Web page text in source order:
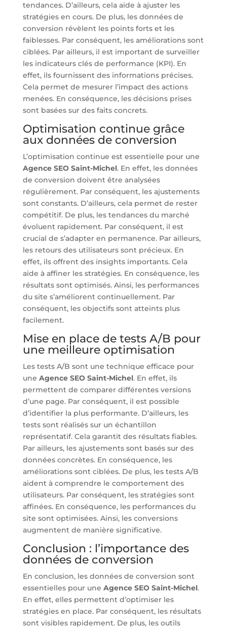
tendances. D’ailleurs, cela aide à ajuster les
stratégies en cours. De plus, les données de
conversion révèlent les points forts et les
faiblesses. Par conséquent, les améliorations sont
ciblées. Par ailleurs, il est important de surveiller
les indicateurs clés de performance (KPI). En
effet, ils fournissent des informations précises.
Cela permet de mesurer l’impact des actions
menées. En conséquence, les décisions prises
sont basées sur des faits concrets.
Optimisation continue grâce
aux données de conversion
L’optimisation continue est essentielle pour une
Agence SEO Saint-Michel. En effet, les données
de conversion doivent être analysées
régulièrement. Par conséquent, les ajustements
sont constants. D’ailleurs, cela permet de rester
compétitif. De plus, les tendances du marché
évoluent rapidement. Par conséquent, il est
crucial de s’adapter en permanence. Par ailleurs,
les retours des utilisateurs sont précieux. En
effet, ils offrent des insights importants. Cela
aide à affiner les stratégies. En conséquence, les
résultats sont optimisés. Ainsi, les performances
du site s’améliorent continuellement. Par
conséquent, les objectifs sont atteints plus
facilement.
Mise en place de tests A/B pour
une meilleure optimisation
Les tests A/B sont une technique efficace pour
une Agence SEO Saint-Michel. En effet, ils
permettent de comparer différentes versions
d’une page. Par conséquent, il est possible
d’identifier la plus performante. D’ailleurs, les
tests sont réalisés sur un échantillon
représentatif. Cela garantit des résultats fiables.
Par ailleurs, les ajustements sont basés sur des
données concrètes. En conséquence, les
améliorations sont ciblées. De plus, les tests A/B
aident à comprendre le comportement des
utilisateurs. Par conséquent, les stratégies sont
affinées. En conséquence, les performances du
site sont optimisées. Ainsi, les conversions
augmentent de manière significative.
Conclusion : l’importance des
données de conversion
En conclusion, les données de conversion sont
essentielles pour une Agence SEO Saint-Michel.
En effet, elles permettent d’optimiser les
stratégies en place. Par conséquent, les résultats
sont visibles rapidement. De plus, les outils